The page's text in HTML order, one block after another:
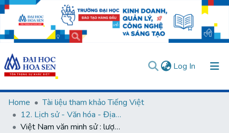
Log In (current)
Communities & Collections
All of DSpace
Home
Tài liệu tham khảo Tiếng Việt
12. Lịch sử - Văn hóa - Địa lý
Việt Nam văn minh sử : lược khảo. Tập thượng: Từ nguồn gốc đến thế kỷ thứ X